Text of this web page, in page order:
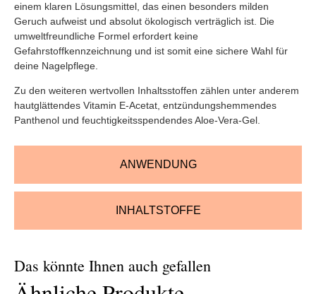
ANWENDUNG
INHALTSTOFFE
einem klaren Lösungsmittel, das einen besonders milden
Geruch aufweist und absolut ökologisch verträglich ist. Die
umweltfreundliche Formel erfordert keine
Gefahrstoffkennzeichnung und ist somit eine sichere Wahl für
deine Nagelpflege.
Zu den weiteren wertvollen Inhaltsstoffen zählen unter anderem
hautglättendes Vitamin E-Acetat, entzündungshemmendes
Panthenol und feuchtigkeitsspendendes Aloe-Vera-Gel.
Das könnte Ihnen auch gefallen